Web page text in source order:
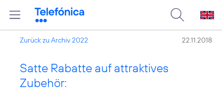
Zurück zu Archiv 2022 22.11.2018
Satte Rabatte auf attraktives
Zubehör: